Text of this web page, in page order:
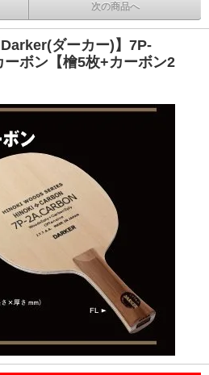
次の商品へ
Darker(ダーカー)】7P-
ボン【檜5枚+カーボン2